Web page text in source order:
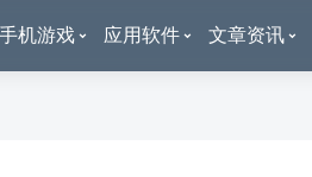
手机游戏 应用软件 文章资讯